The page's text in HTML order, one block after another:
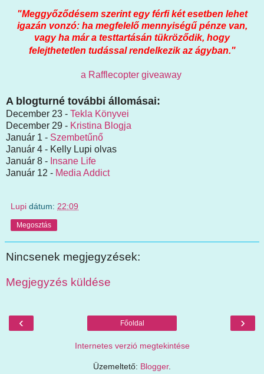
"Meggyőződésem szerint egy férfi két esetben lehet
igazán vonzó: ha megfelelő mennyiségű pénze van,
vagy ha már a testtartásán tükröződik, hogy
felejthetetlen tudással rendelkezik az ágyban."
a Rafflecopter giveaway
A blogturné további állomásai:
December 23 - Tekla Könyvei
December 29 - Kristina Blogja
Január 1 - Szembetűnő
Január 4 - Kelly Lupi olvas
Január 8 - Insane Life
Január 12 - Media Addict
Lupi dátum: 22:09
Megosztás
Nincsenek megjegyzések:
Megjegyzés küldése
‹ ›
Főoldal
Internetes verzió megtekintése
Üzemeltető: Blogger.